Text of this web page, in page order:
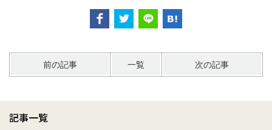
前の記事 一覧 次の記事
記事一覧